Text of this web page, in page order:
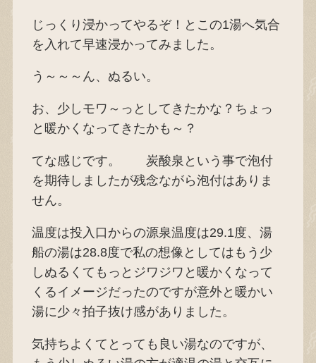
じっくり浸かってやるぞ！とこの1湯へ気合
を入れて早速浸かってみました。
う～～～ん、ぬるい。
お、少しモワ～っとしてきたかな？ちょっ
と暖かくなってきたかも～？
てな感じです。 炭酸泉という事で泡付
を期待しましたが残念ながら泡付はありま
せん。
温度は投入口からの源泉温度は29.1度、湯
船の湯は28.8度で私の想像としてはもう少
しぬるくてもっとジワジワと暖かくなって
くるイメージだったのですが意外と暖かい
湯に少々拍子抜け感がありました。
気持ちよくてとっても良い湯なのですが、